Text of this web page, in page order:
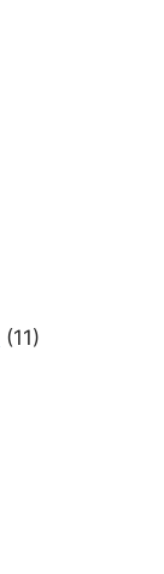
(11)